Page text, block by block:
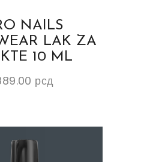
NAILS
LAK ZA
10 ML
рсд